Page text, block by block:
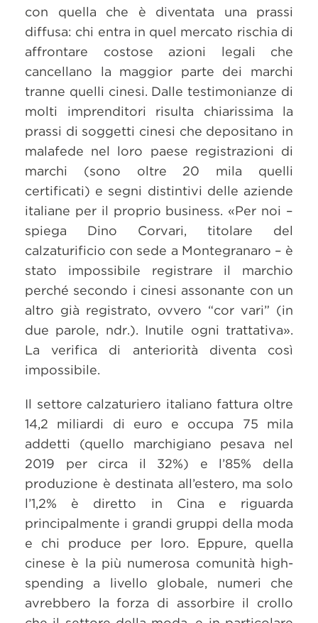
con quella che è diventata una prassi
diffusa: chi entra in quel mercato rischia di
affrontare costose azioni legali che
cancellano la maggior parte dei marchi
tranne quelli cinesi. Dalle testimonianze di
molti imprenditori risulta chiarissima la
prassi di soggetti cinesi che depositano in
malafede nel loro paese registrazioni di
marchi (sono oltre 20 mila quelli
certificati) e segni distintivi delle aziende
italiane per il proprio business. «Per noi –
spiega Dino Corvari, titolare del
calzaturificio con sede a Montegranaro – è
stato impossibile registrare il marchio
perché secondo i cinesi assonante con un
altro già registrato, ovvero “cor vari” (in
due parole, ndr.). Inutile ogni trattativa».
La verifica di anteriorità diventa così
impossibile.
Il settore calzaturiero italiano fattura oltre
14,2 miliardi di euro e occupa 75 mila
addetti (quello marchigiano pesava nel
2019 per circa il 32%) e l’85% della
produzione è destinata all’estero, ma solo
l’1,2% è diretto in Cina e riguarda
principalmente i grandi gruppi della moda
e chi produce per loro. Eppure, quella
cinese è la più numerosa comunità high-
spending a livello globale, numeri che
avrebbero la forza di assorbire il crollo